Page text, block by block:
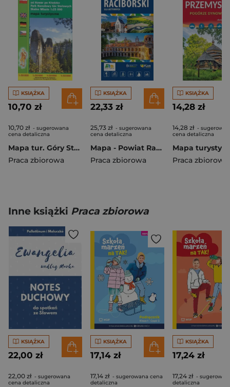
KSIĄŻKA
10,70 zł
10,70 zł - sugerowana
cena detaliczna
Mapa tur. Góry Stołowe, Wałbrzyskie, Kamienne
Praca zbiorowa
KSIĄŻKA
22,33 zł
25,73 zł - sugerowana
cena detaliczna
Mapa - Powiat Raciborski 1:50 000 wodoodporna
Praca zbiorowa
KSIĄŻKA
14,28 zł
14,28 zł -
cena detaliczna
Praca zbiorowa
Inne książki Praca zbiorowa
KSIĄŻKA
22,00 zł
22,00 zł - sugerowana
cena detaliczna
KSIĄŻKA
17,14 zł
17,14 zł - sugerowana cena
detaliczna
KSIĄŻKA
17,24 zł
17,24 zł -
detaliczna